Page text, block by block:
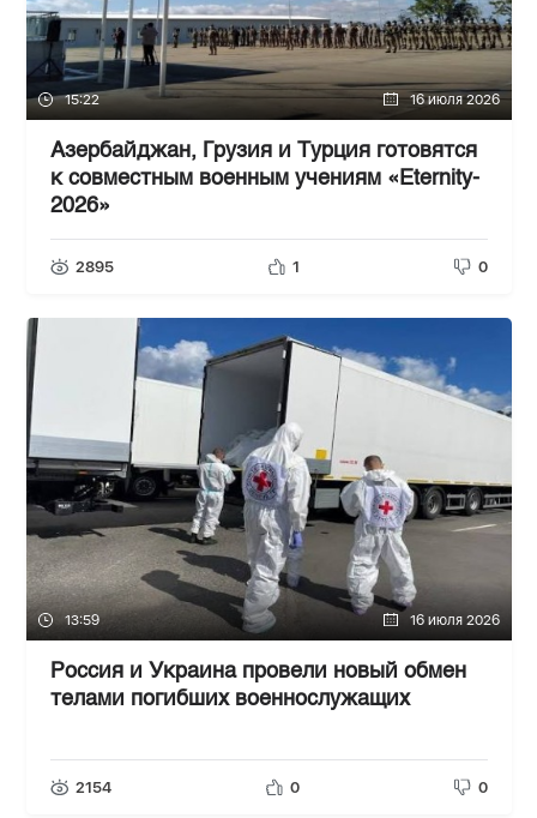
15:22 16 июля 2026
Азербайджан, Грузия и Турция готовятся
к совместным военным учениям «Eternity-
2026»
2895 1 0
13:59 16 июля 2026
Россия и Украина провели новый обмен
телами погибших военнослужащих
2154 0 0